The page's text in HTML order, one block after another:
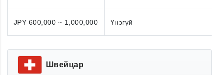
JPY 600,000 ~ 1,000,000 Үнэгүй
Швейцар